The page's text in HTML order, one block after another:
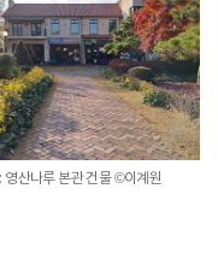
영산나루 본관 건물 ©이계원